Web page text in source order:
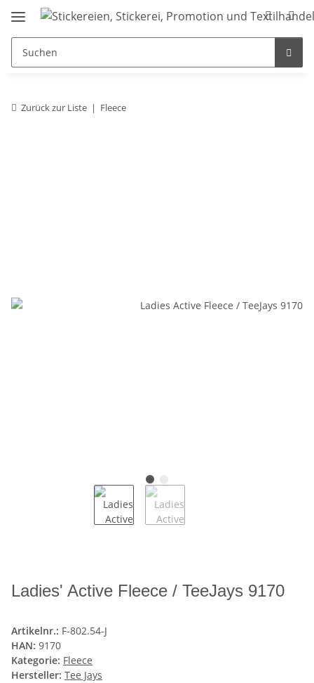
Zurück zur Liste Fleece
Ladies' Active Fleece / TeeJays 9170
Artikelnr.: F-802.54-J
HAN: 9170
Kategorie: Fleece
Hersteller: Tee Jays